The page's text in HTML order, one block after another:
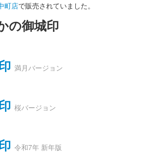
町店で販売されていました。
の御城印
満月バージョン
桜バージョン
令和7年 新年版